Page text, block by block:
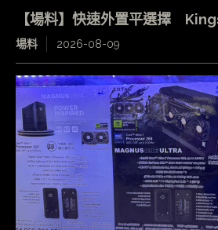
【場料】快速外置平選擇
場料 2026-08-09